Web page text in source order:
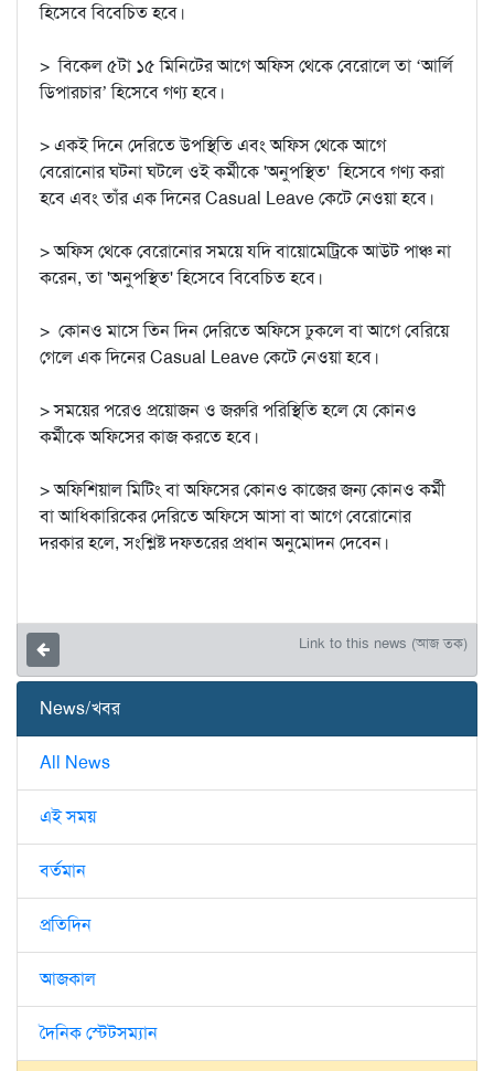
হিসেবে বিবেচিত হবে।
> বিকেল ৫টা ১৫ মিনিটের আগে অফিস থেকে বেরোলে তা ‘আর্লি
ডিপারচার’ হিসেবে গণ্য হবে।
> একই দিনে দেরিতে উপস্থিতি এবং অফিস থেকে আগে
বেরোনোর ঘটনা ঘটলে ওই কর্মীকে 'অনুপস্থিত' হিসেবে গণ্য করা
হবে এবং তাঁর এক দিনের Casual Leave কেটে নেওয়া হবে।
> অফিস থেকে বেরোনোর সময়ে যদি বায়োমেট্রিকে আউট পাঞ্চ না
করেন, তা 'অনুপস্থিত' হিসেবে বিবেচিত হবে।
> কোনও মাসে তিন দিন দেরিতে অফিসে ঢুকলে বা আগে বেরিয়ে
গেলে এক দিনের Casual Leave কেটে নেওয়া হবে।
> সময়ের পরেও প্রয়োজন ও জরুরি পরিস্থিতি হলে যে কোনও
কর্মীকে অফিসের কাজ করতে হবে।
> অফিশিয়াল মিটিং বা অফিসের কোনও কাজের জন্য কোনও কর্মী
বা আধিকারিকের দেরিতে অফিসে আসা বা আগে বেরোনোর
দরকার হলে, সংশ্লিষ্ট দফতরের প্রধান অনুমোদন দেবেন।
Link to this news (আজ তক)
News/খবর
All News
এই সময়
বর্তমান
প্রতিদিন
আজকাল
দৈনিক স্টেটসম্যান